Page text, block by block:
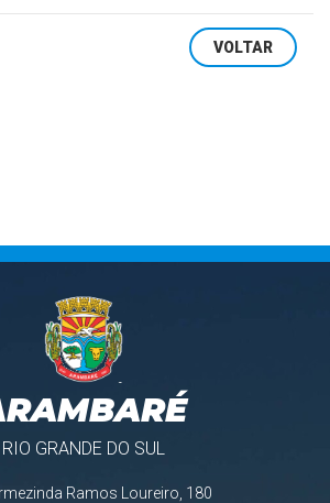
VOLTAR
RIO GRANDE DO SUL
Ramos Loureiro, 180